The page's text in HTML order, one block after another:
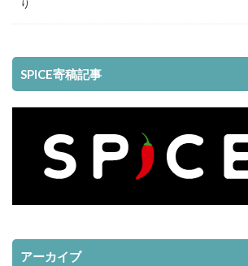
り
SPICE寄稿記事
アーカイブ